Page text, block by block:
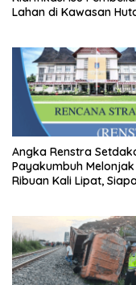
Lahan di Kawasan
Angka Renstra
Payakumbuh Melonjak
Ribuan Kali Lipat,